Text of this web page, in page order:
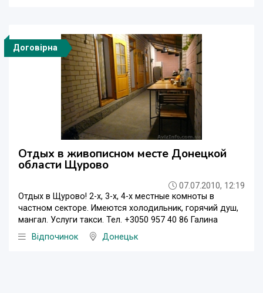
Договірна
Отдых в живописном месте Донецкой
области Щурово
07.07.2010, 12:19
Отдых в Щурово! 2-х, 3-х, 4-х местные комноты в
частном секторе. Имеются холодильник, горячий душ,
мангал. Услуги такси. Тел. +3050 957 40 86 Галина
Відпочинок
Донецьк